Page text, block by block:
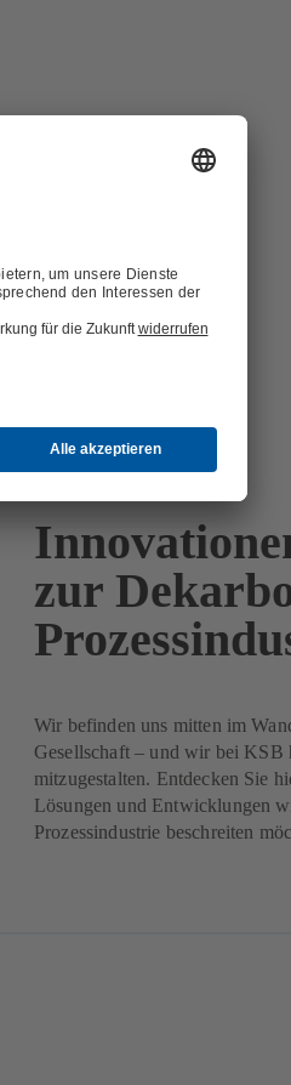
zur
Wir befinden uns mitten im
Gesellschaft – und wir bei KSB
mitzugestalten. Entdecken Sie
Lösungen und Entwicklungen
Prozessindustrie beschreiten